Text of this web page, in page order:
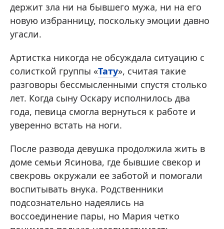
держит зла ни на бывшего мужа, ни на его
новую избранницу, поскольку эмоции давно
угасли.
Артистка никогда не обсуждала ситуацию с
солисткой группы «Тату», считая такие
разговоры бессмысленными спустя столько
лет. Когда сыну Оскару исполнилось два
года, певица смогла вернуться к работе и
уверенно встать на ноги.
После развода девушка продолжила жить в
доме семьи Ясинова, где бывшие свекор и
свекровь окружали ее заботой и помогали
воспитывать внука. Родственники
подсознательно надеялись на
воссоединение пары, но Мария четко